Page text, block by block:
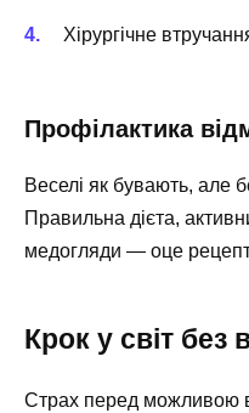
Хірургічне
Профілактика
Веселі як бувають, але
Правильна дієта,
медогляди — оце
Крок у світ без
Страх перед можливою